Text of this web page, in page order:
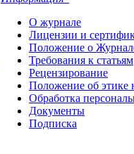
О журнале
Лицензии и
Положение о
Требования к статьям
Рецензирование
Положение об этике
Обработка
Документы
Подписка